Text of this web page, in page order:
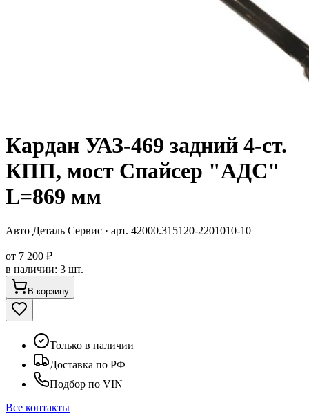
Кардан УАЗ-469 задний 4-ст.
КПП, мост Спайсер "АДС"
L=869 мм
Авто Деталь Сервис · арт. 42000.315120-2201010-10
от 7 200 ₽
в наличии: 3 шт.
В корзину
Только в наличии
Доставка по РФ
Подбор по VIN
Все контакты